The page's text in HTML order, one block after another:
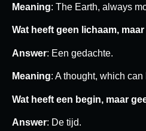
Meaning: The Earth, always
Wat heeft geen lichaam,
Answer: Een gedachte.
Meaning: A thought, which
Wat heeft een begin, maar
Answer: De tijd.